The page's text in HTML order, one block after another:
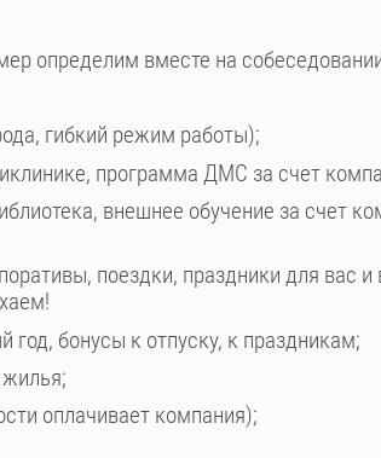
определим вместе на
гибкий режим работы);
программа ДМС за счет
внешнее обучение за счет
поездки, праздники для вас
бонусы к отпуску, к праздникам;
оплачивает компания);